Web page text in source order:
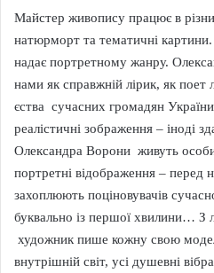
Майстер живопису працює в
натюрморт та тематичні
надає портретному жанру.
нами як справжній лірик, як поет
єства сучасних громадян
реалістичні зображення – іноді
Олександра Ворони живуть
портретні відображення – перед
захоплюють поціновувачів
буквально із першої хвилини… З
художник пише кожну свою
внутрішній світ, усі душевні